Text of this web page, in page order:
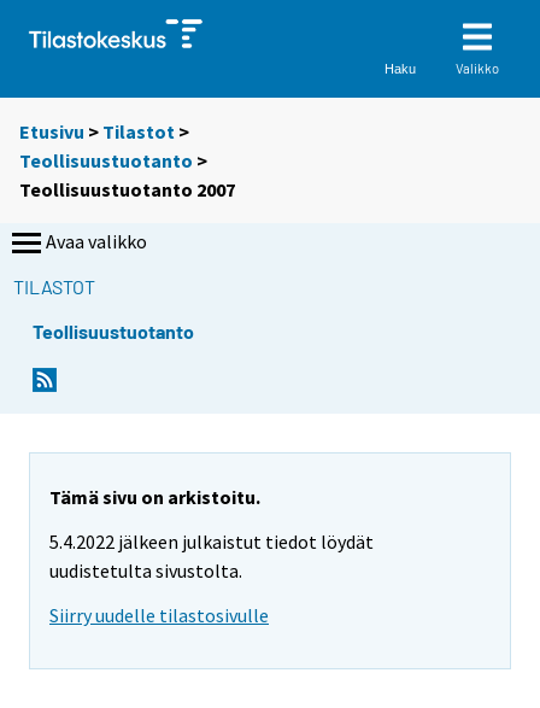
Haku Valikko
Etusivu > Tilastot >
Teollisuustuotanto >
Teollisuustuotanto 2007
Avaa valikko
TILASTOT
Teollisuustuotanto
Tämä sivu on arkistoitu.
5.4.2022 jälkeen julkaistut tiedot löydät
uudistetulta sivustolta.
Siirry uudelle tilastosivulle